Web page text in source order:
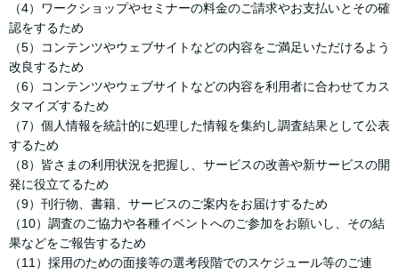
（4）ワークショップやセミナーの料金のご請求やお支払いとその確
認をするため
（5）コンテンツやウェブサイトなどの内容をご満足いただけるよう
改良するため
（6）コンテンツやウェブサイトなどの内容を利用者に合わせてカス
タマイズするため
（7）個人情報を統計的に処理した情報を集約し調査結果として公表
するため
（8）皆さまの利用状況を把握し、サービスの改善や新サービスの開
発に役立てるため
（9）刊行物、書籍、サービスのご案内をお届けするため
（10）調査のご協力や各種イベントへのご参加をお願いし、その結
果などをご報告するため
（11）採用のための面接等の選考段階でのスケジュール等のご連